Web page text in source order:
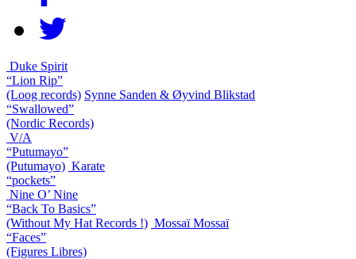
Duke Spirit
“Lion Rip”
(Loog records) Synne Sanden & Øyvind Blikstad
“Swallowed”
(Nordic Records)
V/A
“Putumayo”
(Putumayo) Karate
“pockets”
Nine O’ Nine
“Back To Basics”
(Without My Hat Records !) Mossaï Mossaï
“Faces”
(Figures Libres)